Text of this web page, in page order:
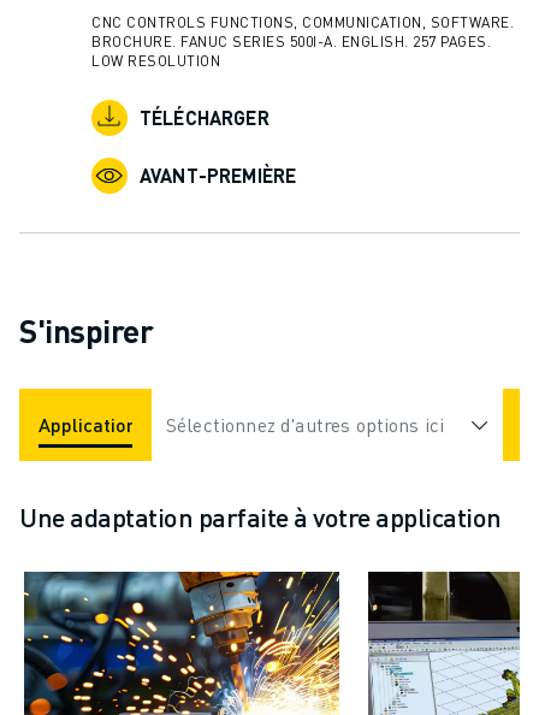
CNC CONTROLS FUNCTIONS, COMMUNICATION, SOFTWARE.
BROCHURE. FANUC SERIES 500I-A. ENGLISH. 257 PAGES.
LOW RESOLUTION
TÉLÉCHARGER
AVANT-PREMIÈRE
S'inspirer
Applications Industries
Sélectionnez d'autres options ici
Une adaptation parfaite à votre application